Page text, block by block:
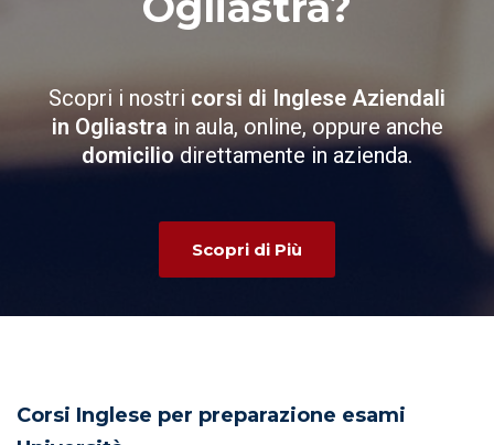
Scopri i nostri corsi di Inglese Aziendali
in Ogliastra in aula, online, oppure anche
domiciliodirettamente in azienda.
Scopri di Più
Corsi Inglese per preparazione esami